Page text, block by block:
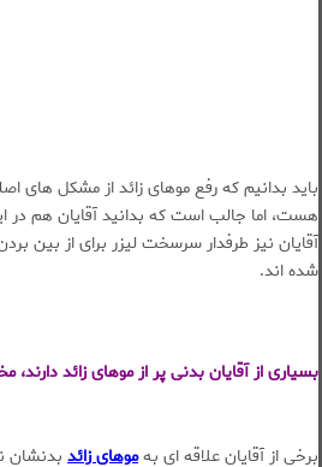
باید بدانیم که رفع موهای زائد از مشکل های
هست، اما جالب است که بدانید آقایان هم در
آقایان نیز طرفدار سرسخت لیزر برای از بین
شده اند.
بسیاری از آقایان بدنی پر از موهای زائد دارند،
برخی از آقایان علاقه ای بهموهای زائد بدنشان